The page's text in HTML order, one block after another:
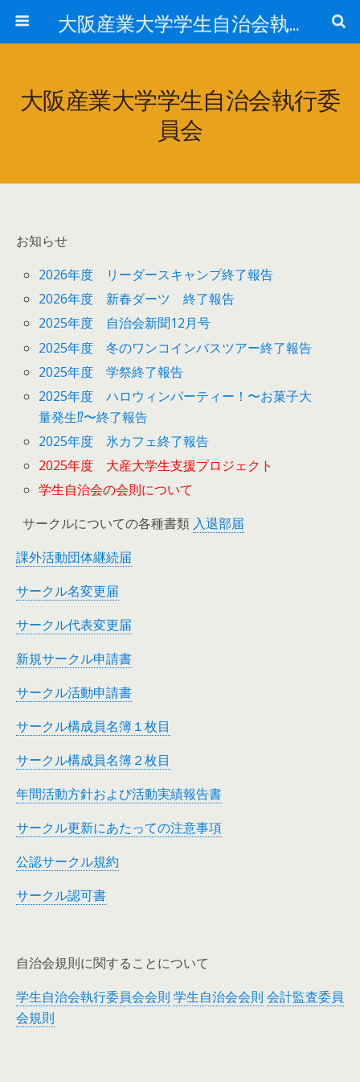
大阪産業大学学生自治会執行委員会
大阪産業大学学生自治会執行委
員会
お知らせ
2026年度 リーダースキャンプ終了報告
2026年度 新春ダーツ 終了報告
2025年度 自治会新聞12月号
2025年度 冬のワンコインバスツアー終了報告
2025年度 学祭終了報告
2025年度 ハロウィンパーティー！〜お菓子大
量発生⁉︎〜終了報告
2025年度 氷カフェ終了報告
2025年度 大産大学生支援プロジェクト
学生自治会の会則について
サークルについての各種書類 入退部届
課外活動団体継続届
サークル名変更届
サークル代表変更届
新規サークル申請書
サークル活動申請書
サークル構成員名簿１枚目
サークル構成員名簿２枚目
年間活動方針および活動実績報告書
サークル更新にあたっての注意事項
公認サークル規約
サークル認可書
自治会規則に関することについて
学生自治会執行委員会会則 学生自治会会則 会計監査委員
会規則